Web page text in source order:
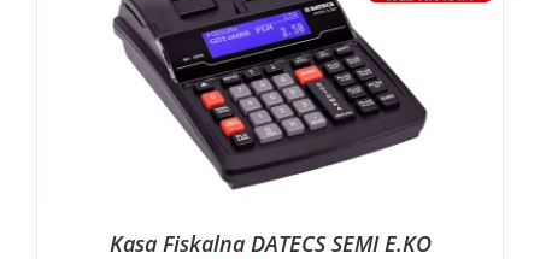
Kasa Fiskalna DATECS SEMI E.KO